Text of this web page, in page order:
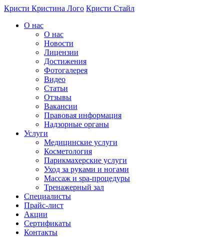
Перейти к основному содержанию
Кристи Кристина Лого Кристи Стайл
О нас
О нас
Новости
Лицензии
Достижения
Фотогалерея
Видео
Статьи
Отзывы
Вакансии
Правовая информация
Надзорные органы
Услуги
Медицинские услуги
Косметология
Парикмахерские услуги
Уход за руками и ногами
Массаж и spa-процедуры
Тренажерный зал
Специалисты
Прайс-лист
Акции
Сертификаты
Контакты